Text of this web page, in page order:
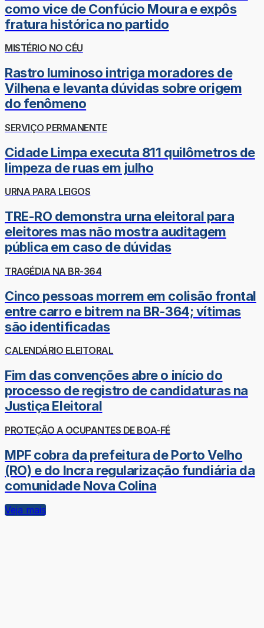
como vice de Confúcio Moura e expôs
fratura histórica no partido
MISTÉRIO NO CÉU
Rastro luminoso intriga moradores de
Vilhena e levanta dúvidas sobre origem
do fenômeno
SERVIÇO PERMANENTE
Cidade Limpa executa 811 quilômetros de
limpeza de ruas em julho
URNA PARA LEIGOS
TRE-RO demonstra urna eleitoral para
eleitores mas não mostra auditagem
pública em caso de dúvidas
TRAGÉDIA NA BR-364
Cinco pessoas morrem em colisão frontal
entre carro e bitrem na BR-364; vítimas
são identificadas
CALENDÁRIO ELEITORAL
Fim das convenções abre o início do
processo de registro de candidaturas na
Justiça Eleitoral
PROTEÇÃO A OCUPANTES DE BOA-FÉ
MPF cobra da prefeitura de Porto Velho
(RO) e do Incra regularização fundiária da
comunidade Nova Colina
Veja mais